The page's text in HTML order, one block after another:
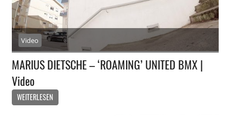
Video
MARIUS DIETSCHE – ‘ROAMING’ UNITED BMX |
Video
WEITERLESEN